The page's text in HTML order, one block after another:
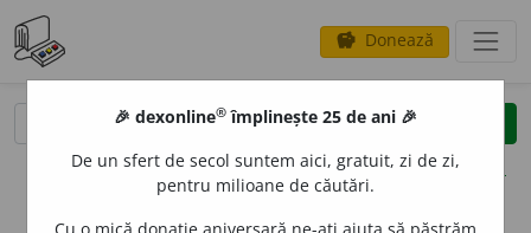
savings Donează
clear
opțiuni
🎉 dexonline® împlinește 25 de ani 🎉
De un sfert de secol suntem aici, gratuit, zi de zi,
pentru milioane de căutări.